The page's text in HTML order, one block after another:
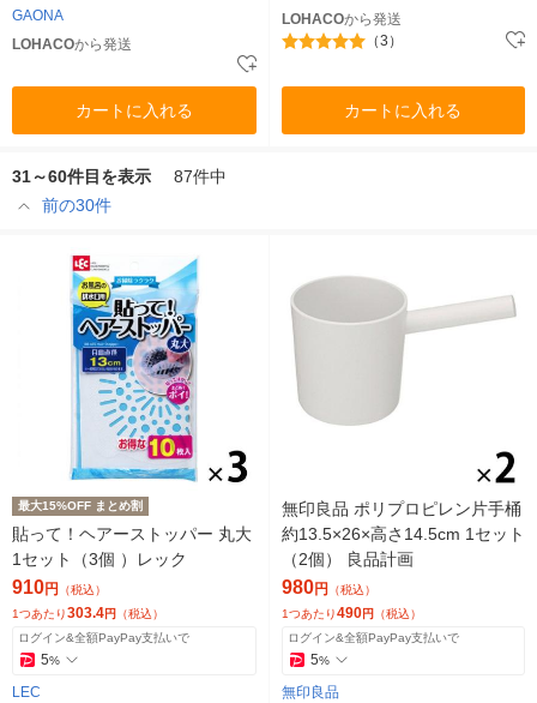
GAONA
LOHACOから発送
カートに入れる
LOHACOから発送
（3）
カートに入れる
31～60件目を表示
87件中
前の30件
最大15%OFF まとめ割
貼って！ヘアーストッパー 丸大
1セット（3個 ）レック
910円
（税込）
1つあたり303.4円 （税込）
ログイン&全額PayPay支払いで
5%
LEC
無印良品 ポリプロピレン片手桶
約13.5×26×高さ14.5cm 1セット
（2個） 良品計画
980円
（税込）
1つあたり490円 （税込）
ログイン&全額PayPay支払いで
5%
無印良品